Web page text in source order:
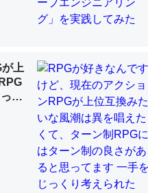
利だから両方が拮抗してるので
グモ）はカルシウムを使わずキ
いのか」に関する新仮説
上
く
ン